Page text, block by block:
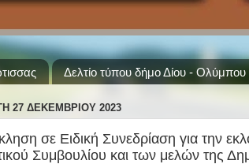
Δελτίο τύπου δήμο Δίου - Ολύμπου
27 ΔΕΚΕΜΒΡΊΟΥ 2023
σε Ειδική Συνεδρίαση για την
Συμβουλίου και των μελών της